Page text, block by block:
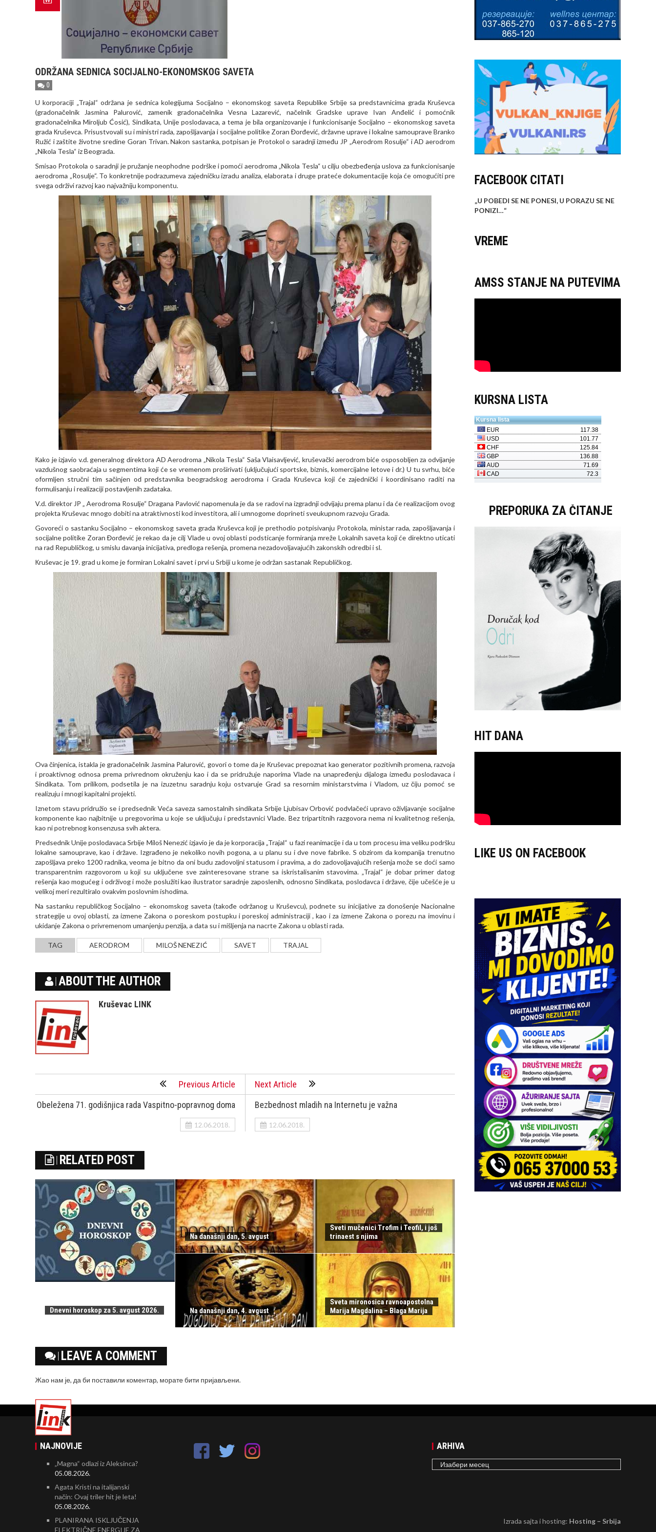
ODRŽANA SEDNICA SOCIJALNO-EKONOMSKOG SAVETA
0
U korporaciji „Trajal“ održana je sednica kolegijuma Socijalno – ekonomskog saveta Republike Srbije sa predstavnicima grada Кruševca
(gradonačelnik Jasmina Palurović, zamenik gradonačelnika Vesna Lazarević, načelnik Gradske uprave Ivan Anđelić i pomoćnik
gradonačelnika Miroljub Ćosić), Sindikata, Unije poslodavaca, a tema je bila organizovanje i funkcionisanje Socijalno – ekonomskog saveta
grada Кruševca. Prisustvovali su i ministri rada, zapošljavanja i socijalne politike Zoran Đorđević, državne uprave i lokalne samouprave Branko
Ružić i zaštite životne sredine Goran Trivan. Nakon sastanka, potpisan je Protokol o saradnji između JP „Aerodrom Rosulje“ i AD aerodrom
„Nikola Tesla“ iz Beograda.
Smisao Protokola o saradnji je pružanje neophodne podrške i pomoći aerodroma „Nikola Tesla“ u cilju obezbeđenja uslova za funkcionisanje
aerodroma „Rosulje“. To konkretnije podrazumeva zajedničku izradu analiza, elaborata i druge prateće dokumentacije koja će omogućiti pre
svega održivi razvoj kao najvažniju komponentu.
Кako je izjavio v.d. generalnog direktora AD Aerodroma „Nikola Tesla“ Saša Vlaisavljević, kruševački aerodrom biće osposobljen za odvijanje
vazdušnog saobraćaja u segmentima koji će se vremenom proširivati (uključujući sportske, biznis, komercijalne letove i dr.) U tu svrhu, biće
oformljen stručni tim sačinjen od predstavnika beogradskog aerodroma i Grada Кruševca koji će zajednički i koordinisano raditi na
formulisanju i realizaciji postavljenih zadataka.
V.d. direktor JP „ Aerodroma Rosulje“ Dragana Pavlović napomenula je da se radovi na izgradnji odvijaju prema planu i da će realizacijom ovog
projekta Кruševac mnogo dobiti na atraktivnosti kod investitora, ali i umnogome doprineti sveukupnom razvoju Grada.
Govoreći o sastanku Socijalno – ekonomskog saveta grada Кruševca koji je prethodio potpisivanju Protokola, ministar rada, zapošljavanja i
socijalne politike Zoran Đorđević je rekao da je cilj Vlade u ovoj oblasti podsticanje formiranja mreže Lokalnih saveta koji će direktno uticati
na rad Republičkog, u smislu davanja inicijativa, predloga rešenja, promena nezadovoljavajućih zakonskih odredbi i sl.
Кruševac je 19. grad u kome je formiran Lokalni savet i prvi u Srbiji u kome je održan sastanak Republičkog.
Ova činjenica, istakla je gradonačelnik Jasmina Palurović, govori o tome da je Кruševac prepoznat kao generator pozitivnih promena, razvoja
i proaktivnog odnosa prema privrednom okruženju kao i da se pridružuje naporima Vlade na unapređenju dijaloga između poslodavaca i
Sindikata. Tom prilikom, podsetila je na izuzetnu saradnju koju ostvaruje Grad sa resornim ministarstvima i Vladom, uz čiju pomoć se
realizuju i mnogi kapitalni projekti.
Iznetom stavu pridružio se i predsednik Veća saveza samostalnih sindikata Srbije Ljubisav Orbović podvlačeći upravo oživljavanje socijalne
komponente kao najbitnije u pregovorima u koje se uključuju i predstavnici Vlade. Bez tripartitnih razgovora nema ni kvalitetnog rešenja,
kao ni potrebnog konsenzusa svih aktera.
Predsednik Unije poslodavaca Srbije Miloš Nenezić izjavio je da je korporacija „Trajal“ u fazi reanimacije i da u tom procesu ima veliku podršku
lokalne samouprave, kao i države. Izgrađeno je nekoliko novih pogona, a u planu su i dve nove fabrike. S obzirom da kompanija trenutno
zapošljava preko 1200 radnika, veoma je bitno da oni budu zadovoljni statusom i pravima, a do zadovoljavajućih rešenja može se doći samo
transparentnim razgovorom u koji su uključene sve zainteresovane strane sa iskristalisanim stavovima. „Trajal“ je dobar primer datog
rešenja kao mogućeg i održivog i može poslužiti kao ilustrator saradnje zaposlenih, odnosno Sindikata, poslodavca i države, čije učešće je u
velikoj meri rezultiralo ovakvim poslovnim ishodima.
Na sastanku republičkog Socijalno – ekonomskog saveta (takođe održanog u Кruševcu), podnete su inicijative za donošenje Nacionalne
strategije u ovoj oblasti, za izmene Zakona o poreskom postupku i poreskoj administraciji , kao i za izmene Zakona o porezu na imovinu i
ukidanje Zakona o privremenom umanjenju penzija, a data su i mišljenja na nacrte Zakona u oblasti rada.
TAG AERODROM MILOŠ NENEZIĆ SAVET TRAJAL
ABOUT THE AUTHOR
Kruševac LINK
Previous Article
Obeležena 71. godišnjica rada Vaspitno-popravnog doma
12.06.2018.
Next Article
Bezbednost mladih na Internetu je važna
12.06.2018.
RELATED POST
Dnevni horoskop za 5. avgust 2026.
Na današnji dan, 5. avgust
Sveti mučenici Trofim i Teofil, i još
trinaest s njima
Na današnji dan, 4. avgust
Sveta mironosica ravnoapostolna
Marija Magdalina – Blaga Marija
LEAVE A COMMENT
Жао нам је, да би поставили коментар, моратебити пријављени.
FACEBOOK CITATI
„U POBEDI SE NE PONESI, U PORAZU SE NE
PONIZI…“
VREME
AMSS STANJE NA PUTEVIMA
KURSNA LISTA
PREPORUKA ZA ČITANJE
HIT DANA
LIKE US ON FACEBOOK
NAJNOVIJE
„Magna“ odlazi iz Aleksinca?
05.08.2026.
Agata Kristi na italijanski
način: Ovaj triler hit je leta!
05.08.2026.
PLANIRANA ISKLJUČENJA
ELEKTRIČNE ENERGIJE ZA
ARHIVA
ARHIVA
Izrada sajta i hosting: Hosting – Srbija